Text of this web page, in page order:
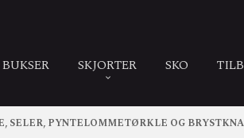
BUKSER SKJORTER SKO
SELER, PYNTELOMMETØRKLE OG